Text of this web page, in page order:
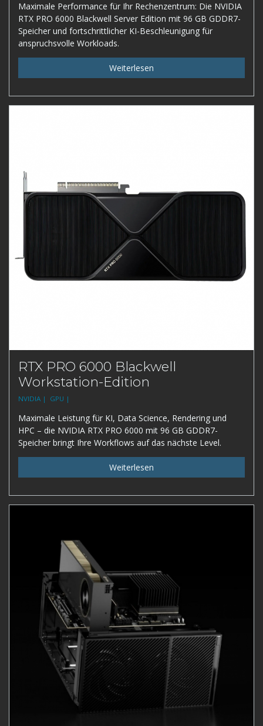
Maximale Performance für Ihr Rechenzentrum: Die NVIDIA
RTX PRO 6000 Blackwell Server Edition mit 96 GB GDDR7-
Speicher und fortschrittlicher KI-Beschleunigung für
anspruchsvolle Workloads.
Weiterlesen
RTX PRO 6000 Blackwell
Workstation-Edition
NVIDIA | GPU |
Maximale Leistung für KI, Data Science, Rendering und
HPC – die NVIDIA RTX PRO 6000 mit 96 GB GDDR7-
Speicher bringt Ihre Workflows auf das nächste Level.
Weiterlesen